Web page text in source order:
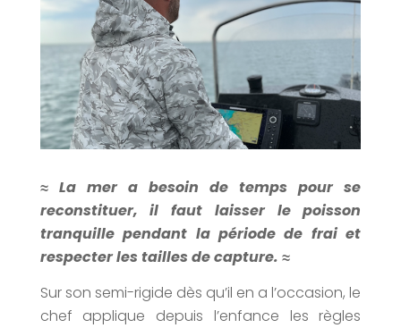
≈ La mer a besoin de temps pour se
reconstituer, il faut laisser le poisson
tranquille pendant la période de frai et
respecter les tailles de capture. ≈
Sur son semi-rigide dès qu’il en a l’occasion, le
chef applique depuis l’enfance les règles